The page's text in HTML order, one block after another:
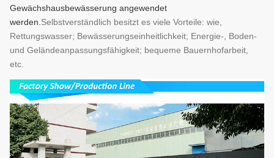
Gewächshausbewässerung angewendet
werden. Selbstverständlich besitzt es viele Vorteile: wie,
Rettungswasser; Bewässerungseinheitlichkeit; Energie-, Boden-
und Geländeanpassungsfähigkeit; bequeme Bauernhofarbeit,
etc.